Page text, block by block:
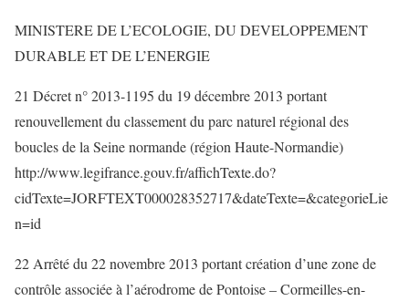
MINISTERE DE L’ECOLOGIE, DU DEVELOPPEMENT
DURABLE ET DE L’ENERGIE
21 Décret n° 2013-1195 du 19 décembre 2013 portant
renouvellement du classement du parc naturel régional des
boucles de la Seine normande (région Haute-Normandie)
http://www.legifrance.gouv.fr/affichTexte.do?
cidTexte=JORFTEXT000028352717&dateTexte=&categorieLie
n=id
22 Arrêté du 22 novembre 2013 portant création d’une zone de
contrôle associée à l’aérodrome de Pontoise – Cormeilles-en-